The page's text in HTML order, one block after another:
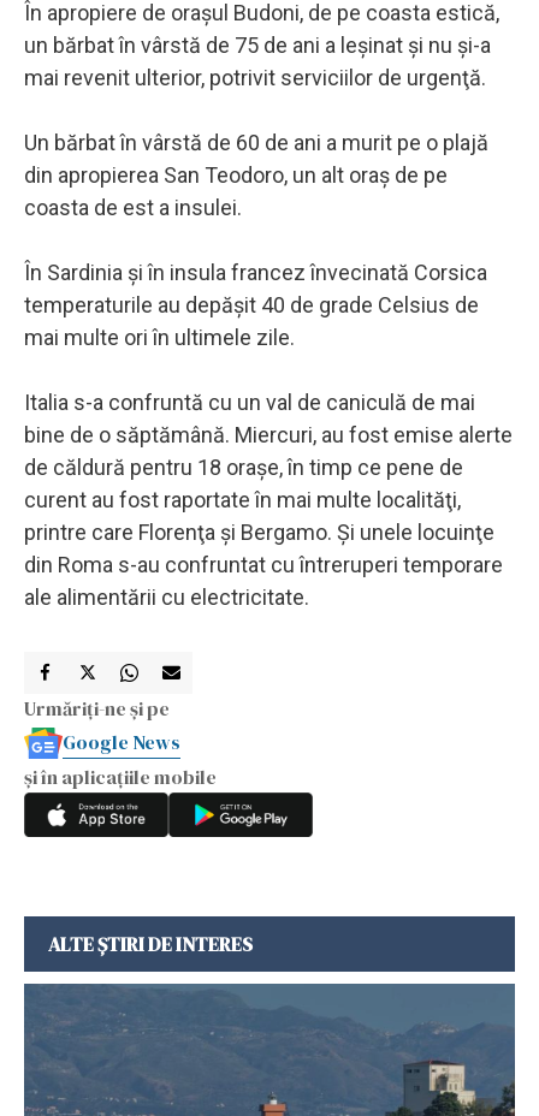
În apropiere de oraşul Budoni, de pe coasta estică,
un bărbat în vârstă de 75 de ani a leşinat şi nu şi-a
mai revenit ulterior, potrivit serviciilor de urgenţă.
Un bărbat în vârstă de 60 de ani a murit pe o plajă
din apropierea San Teodoro, un alt oraş de pe
coasta de est a insulei.
În Sardinia şi în insula francez învecinată Corsica
temperaturile au depăşit 40 de grade Celsius de
mai multe ori în ultimele zile.
Italia s-a confruntă cu un val de caniculă de mai
bine de o săptămână. Miercuri, au fost emise alerte
de căldură pentru 18 oraşe, în timp ce pene de
curent au fost raportate în mai multe localităţi,
printre care Florenţa şi Bergamo. Şi unele locuinţe
din Roma s-au confruntat cu întreruperi temporare
ale alimentării cu electricitate.
Urmăriți-ne și pe
Google News
și în aplicațiile mobile
ALTE ȘTIRI DE INTERES